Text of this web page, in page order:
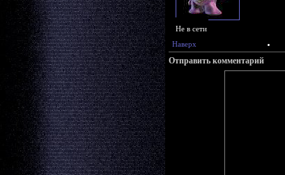
Не в сети
Наверх
Отправить комментарий